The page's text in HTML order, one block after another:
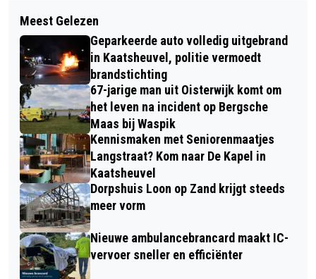
MEI TREKKING 750-WIMPELS
AUTO RIJDT TEGEN WONING IN
KAATSHEUVEL, BESTUURSTER RAAKT
RIJBEWIJS KWIJT
Meest Gelezen
Geparkeerde auto volledig uitgebrand
in Kaatsheuvel, politie vermoedt
brandstichting
67-jarige man uit Oisterwijk komt om
het leven na incident op Bergsche
Maas bij Waspik
Kennismaken met Seniorenmaatjes
Langstraat? Kom naar De Kapel in
Kaatsheuvel
Dorpshuis Loon op Zand krijgt steeds
meer vorm
Nieuwe ambulancebrancard maakt IC-
vervoer sneller en efficiënter